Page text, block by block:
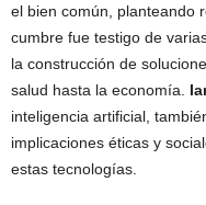
el bien común, planteando
cumbre fue testigo de
la construcción de
salud hasta la economía.
inteligencia artificial,
implicaciones éticas y
estas tecnologías.